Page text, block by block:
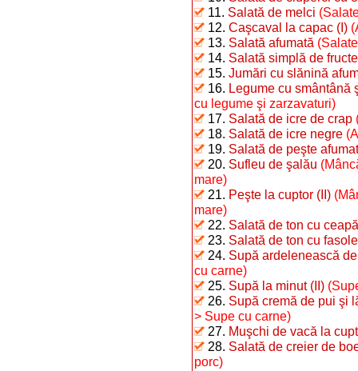
11. Salată de melci
12. Caşcaval la capac (I)
13. Salată afumată
14. Salată simplă de fructe
15. Jumări cu slănină
16. Legume cu smântână
cu legume şi zarzavaturi)
17. Salată de icre de crap
18. Salată de icre negre
19. Salată de peşte
20. Sufleu de şalău
mare)
21. Peşte la cuptor (II)
mare)
22. Salată de ton cu ceapă
23. Salată de ton cu
24. Supă ardelenească
cu carne)
25. Supă la minut (II)
26. Supă cremă de pui şi
> Supe cu carne)
27. Muşchi de vacă la
28. Salată de creier de
porc)